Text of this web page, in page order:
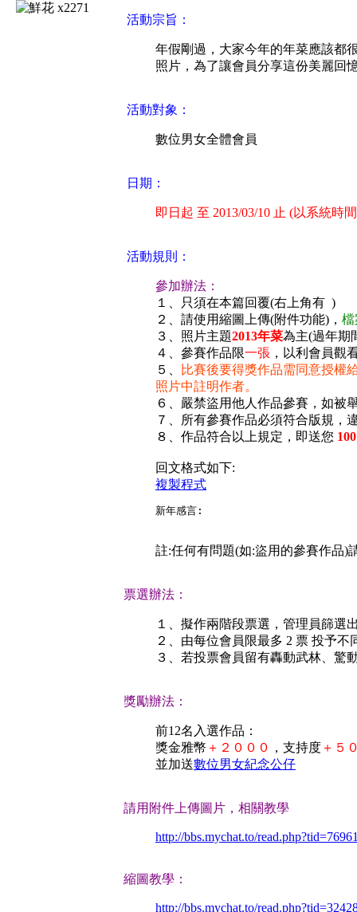
x2271
活動宗旨：
年假剛過，大家今年的年菜應該都
照片，為了讓會員分享這份美麗回
活動對象：
數位男女全體會員
日期：
即日起 至 2013/03/10 止 (以系統時
活動規則：
參加辦法：
１、只須在本篇回覆(右上角有 )
２、請使用縮圖上傳(附件功能)， 檔
３、照片主題2013年菜為主(過年期
４、參賽作品限一張 ，以利會員觀
５、
比賽後要得獎作品需同意授權
照片中註明作者。
６、嚴禁盜用他人作品參賽，如被
７、所有參賽作品必須符合版規，
８、作品符合以上規定，即送您 100
回文格式如下:
複製程式
註:任何有問題(如:盜用的參賽作品)
票選辦法：
１、擬作兩階段票選，管理員篩選
２、由每位會員限最多 2 票 投予不
３、若投票會員留有轟動武林、驚
獎勵辦法：
前12名入選作品：
獎金雅幣 ＋２０００ ，支持度＋５
並加送數位男女紀念公仔
請用附件上傳圖片，相關教學
http://bbs.mychat.to/
縮圖教學：
http://bbs.mychat.to/